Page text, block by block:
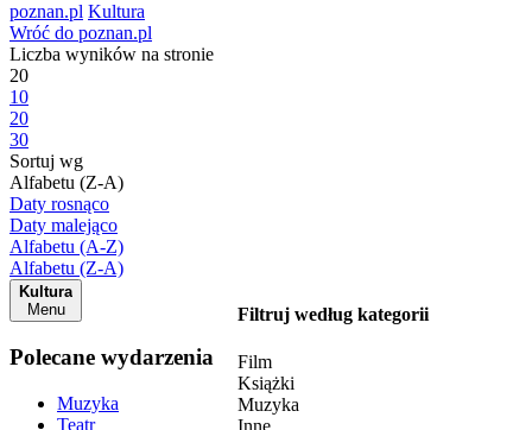
poznan.pl Kultura
Wróć do poznan.pl
Liczba wyników na stronie
20
10
20
30
Sortuj wg
Alfabetu (Z-A)
Daty rosnąco
Daty malejąco
Alfabetu (A-Z)
Alfabetu (Z-A)
Kultura
Menu
Polecane wydarzenia
Muzyka
Teatr
Filtruj według kategorii
Film
Książki
Muzyka
Inne